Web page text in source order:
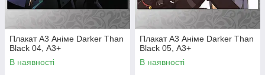
Плакат А3 Аніме Darker Than
Black 04, А3+
В наявності
Плакат А3 Аніме Darker Than
Black 05, А3+
В наявності